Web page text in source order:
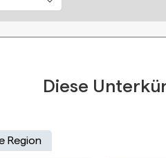
Diese
Region